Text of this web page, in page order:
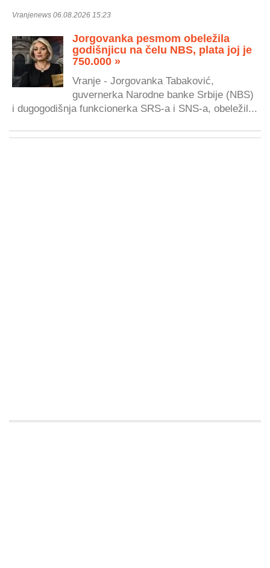
Vranjenews 06.08.2026 15:23
Jorgovanka pesmom obeležila
godišnjicu na čelu NBS, plata joj je
750.000 »
Vranje - Jorgovanka Tabaković,
guvernerka Narodne banke Srbije (NBS)
i dugogodišnja funkcionerka SRS-a i SNS-a, obeležil...